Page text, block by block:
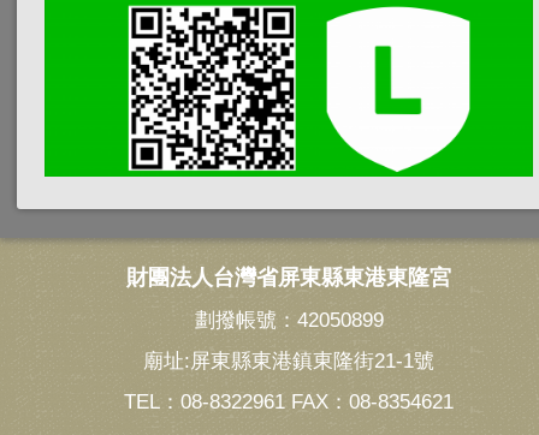
財團法人台灣省屏東縣東港東隆宮
劃撥帳號：42050899
廟址:屏東縣東港鎮東隆街21-1號
TEL：08-8322961 FAX：08-8354621